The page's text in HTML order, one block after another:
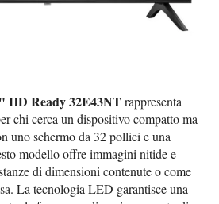
HD Ready 32E43NTrappresenta
chi cerca un dispositivo compatto ma
uno schermo da 32 pollici e una
modello offre immagini nitide e
di dimensioni contenute o come
La tecnologia LED garantisce una